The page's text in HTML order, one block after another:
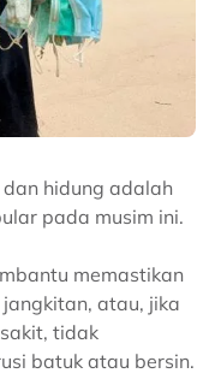
hidung adalah
pada musim ini.
memastikan
atau, jika
tidak
batuk atau bersin.